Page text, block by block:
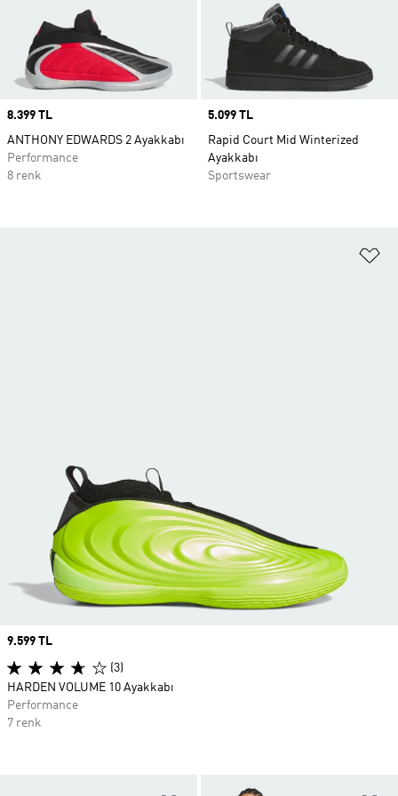
Price
8.399 TL
ANTHONY EDWARDS 2 Ayakkabı
Performance
8 renk
Price
5.099 TL
Rapid Court Mid Winterized
Ayakkabı
Sportswear
Price
9.599 TL
(3)
HARDEN VOLUME 10 Ayakkabı
Performance
7 renk